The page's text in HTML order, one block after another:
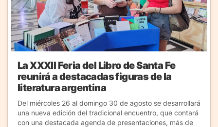
La XXXII Feria del Libro de Santa Fe
reunirá a destacadas figuras de la
literatura argentina
Del miércoles 26 al domingo 30 de agosto se desarrollará
una nueva edición del tradicional encuentro, que contará
con una destacada agenda de presentaciones, más de